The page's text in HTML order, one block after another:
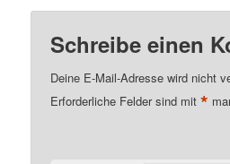
Schreibe einen
Deine E-Mail-Adresse wird nicht
Erforderliche Felder sind mit*